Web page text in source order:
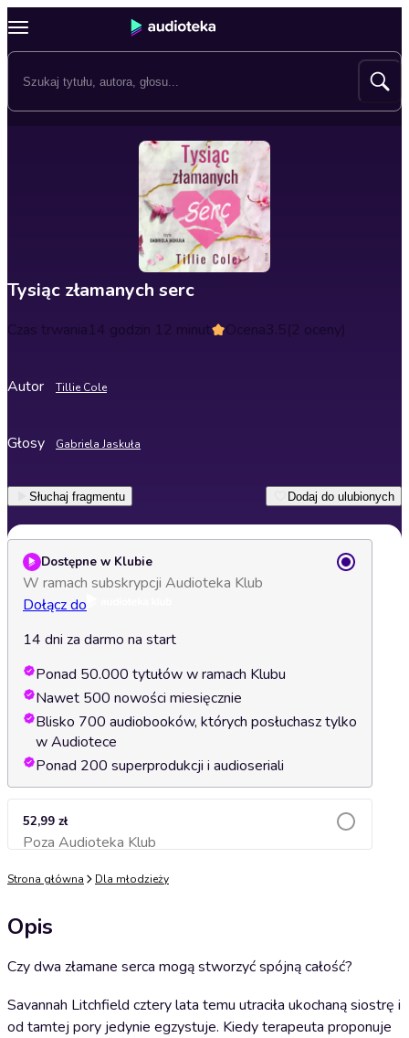
Tysiąc złamanych serc
Czas trwania14 godzin 12 minut Ocena3.5(2 oceny)
Autor Tillie Cole
Głosy Gabriela Jaskuła
Słuchaj fragmentu Dodaj do ulubionych
Dostępne w Klubie
W ramach subskrypcji Audioteka Klub
Dołącz do
14 dni za darmo na start
Ponad 50.000 tytułów w ramach Klubu
Nawet 500 nowości miesięcznie
Blisko 700 audiobooków, których posłuchasz tylko
w Audiotece
Ponad 200 superprodukcji i audioseriali
52,99 zł
Poza Audioteka KlubDodaj do koszyka
Strona główna Dla młodzieży
Opis
Czy dwa złamane serca mogą stworzyć spójną całość?
Savannah Litchfield cztery lata temu utraciła ukochaną siostrę i
od tamtej pory jedynie egzystuje. Kiedy terapeuta proponuje